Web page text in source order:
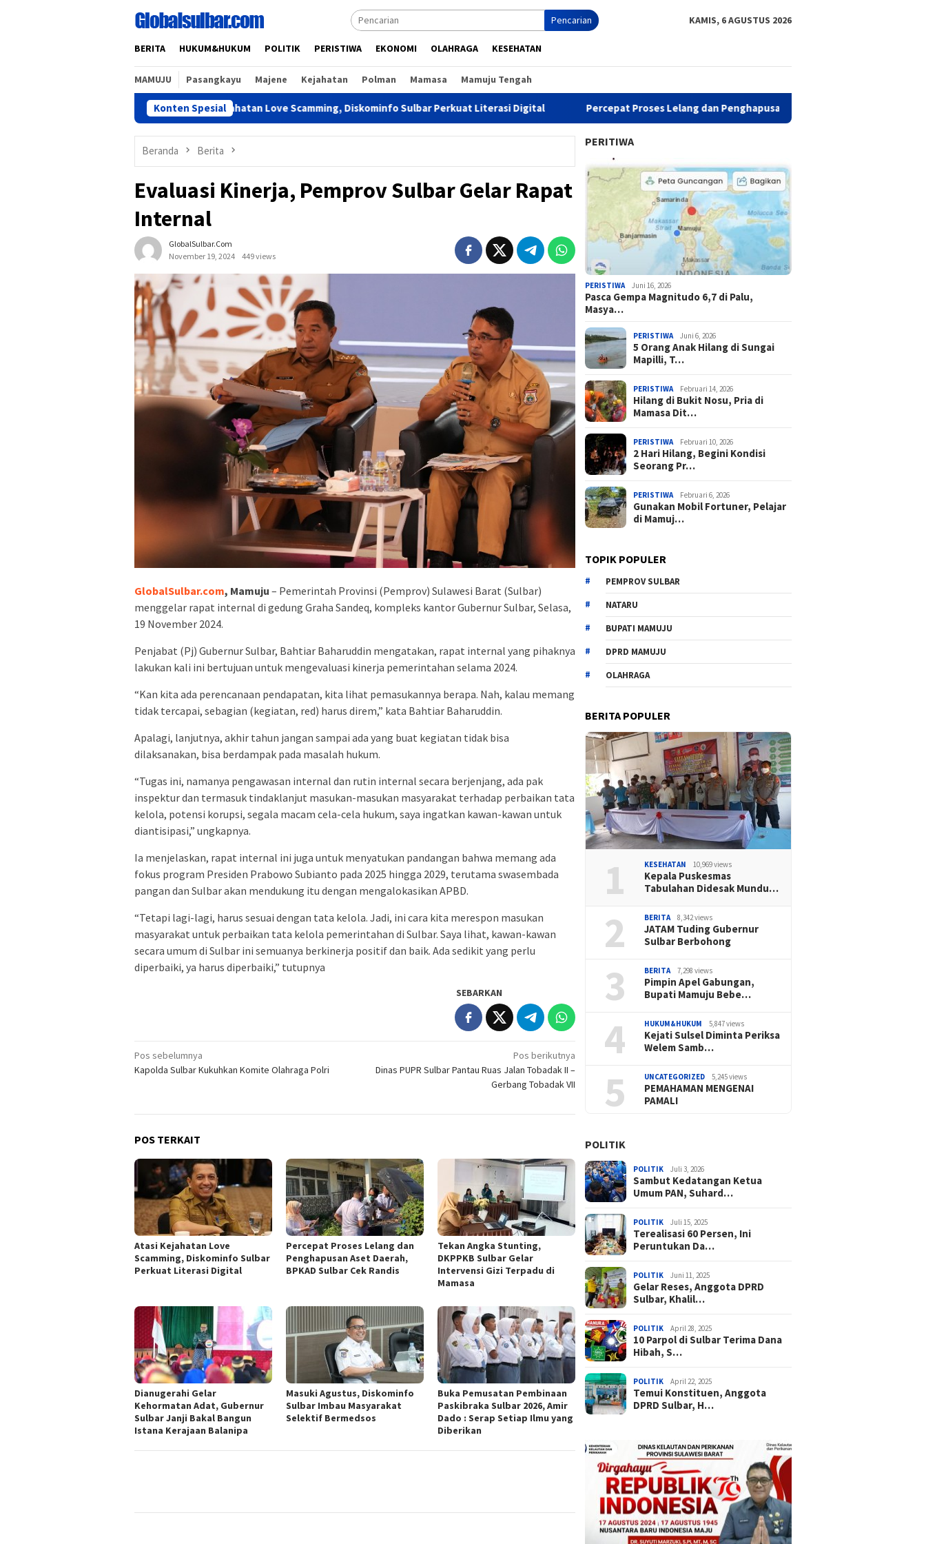
Pencarian KAMIS, 6 AGUSTUS 2026
BERITA HUKUM&HUKUM POLITIK PERISTIWA EKONOMI OLAHRAGA KESEHATAN
MAMUJU Pasangkayu Majene Kejahatan Polman Mamasa Mamuju Tengah
Konten Spesial
Atasi Kejahatan Love Scamming, Diskominfo Sulbar Perkuat Literasi Digital Percepat Proses Lelang dan Penghapusan Aset Daerah, BPKAD Sulbar Cek Randis
Beranda Berita
Evaluasi Kinerja, Pemprov Sulbar Gelar Rapat
Internal
GlobalSulbar.com
November 19, 2024
449 views
GlobalSulbar.com, Mamuju – Pemerintah Provinsi (Pemprov) Sulawesi Barat (Sulbar)
menggelar rapat internal di gedung Graha Sandeq, kompleks kantor Gubernur Sulbar, Selasa,
19 November 2024.
Penjabat (Pj) Gubernur Sulbar, Bahtiar Baharuddin mengatakan, rapat internal yang pihaknya
lakukan kali ini bertujuan untuk mengevaluasi kinerja pemerintahan selama 2024.
“Kan kita ada perencanaan pendapatan, kita lihat pemasukannya berapa. Nah, kalau memang
tidak tercapai, sebagian (kegiatan, red) harus direm,” kata Bahtiar Baharuddin.
Apalagi, lanjutnya, akhir tahun jangan sampai ada yang buat kegiatan tidak bisa
dilaksanakan, bisa berdampak pada masalah hukum.
“Tugas ini, namanya pengawasan internal dan rutin internal secara berjenjang, ada pak
inspektur dan termasuk tindaklanjut masukan-masukan masyarakat terhadap perbaikan tata
kelola, potensi korupsi, segala macam cela-cela hukum, saya ingatkan kawan-kawan untuk
diantisipasi,” ungkapnya.
Ia menjelaskan, rapat internal ini juga untuk menyatukan pandangan bahwa memang ada
fokus program Presiden Prabowo Subianto pada 2025 hingga 2029, terutama swasembada
pangan dan Sulbar akan mendukung itu dengan mengalokasikan APBD.
“Tetapi lagi-lagi, harus sesuai dengan tata kelola. Jadi, ini cara kita merespon masukan
masyarakat untuk perbaikan tata kelola pemerintahan di Sulbar. Saya lihat, kawan-kawan
secara umum di Sulbar ini semuanya berkinerja positif dan baik. Ada sedikit yang perlu
diperbaiki, ya harus diperbaiki,” tutupnya
SEBARKAN
Navigasi
pos
Pos sebelumnya
Kapolda Sulbar Kukuhkan Komite Olahraga Polri
Pos berikutnya
Dinas PUPR Sulbar Pantau Ruas Jalan Tobadak II –
Gerbang Tobadak VII
POS TERKAIT
Atasi Kejahatan Love
Scamming, Diskominfo Sulbar
Perkuat Literasi Digital
Percepat Proses Lelang dan
Penghapusan Aset Daerah,
BPKAD Sulbar Cek Randis
Tekan Angka Stunting,
DKPPKB Sulbar Gelar
Intervensi Gizi Terpadu di
Mamasa
Dianugerahi Gelar
Kehormatan Adat, Gubernur
Sulbar Janji Bakal Bangun
Istana Kerajaan Balanipa
Masuki Agustus, Diskominfo
Sulbar Imbau Masyarakat
Selektif Bermedsos
Buka Pemusatan Pembinaan
Paskibraka Sulbar 2026, Amir
Dado : Serap Setiap Ilmu yang
Diberikan
PERITIWA
PERISTIWA Juni 16, 2026
Pasca Gempa Magnitudo 6,7 di Palu,
Masya…
PERISTIWA Juni 6, 2026
5 Orang Anak Hilang di Sungai
Mapilli, T…
PERISTIWA Februari 14, 2026
Hilang di Bukit Nosu, Pria di
Mamasa Dit…
PERISTIWA Februari 10, 2026
2 Hari Hilang, Begini Kondisi
Seorang Pr…
PERISTIWA Februari 6, 2026
Gunakan Mobil Fortuner, Pelajar
di Mamuj…
TOPIK POPULER
PEMPROV SULBAR
NATARU
BUPATI MAMUJU
DPRD MAMUJU
OLAHRAGA
BERITA POPULER
1 KESEHATAN 10,969 views
Kepala Puskesmas
Tabulahan Didesak Mundu…
2 BERITA 8,342 views
JATAM Tuding Gubernur
Sulbar Berbohong
3 BERITA 7,298 views
Pimpin Apel Gabungan,
Bupati Mamuju Bebe…
4 HUKUM&HUKUM 5,847 views
Kejati Sulsel Diminta Periksa
Welem Samb…
5 UNCATEGORIZED 5,245 views
PEMAHAMAN MENGENAI
PAMALI
POLITIK
POLITIK Juli 3, 2026
Sambut Kedatangan Ketua
Umum PAN, Suhard…
POLITIK Juli 15, 2025
Terealisasi 60 Persen, Ini
Peruntukan Da…
POLITIK Juni 11, 2025
Gelar Reses, Anggota DPRD
Sulbar, Khalil…
POLITIK April 28, 2025
10 Parpol di Sulbar Terima Dana
Hibah, S…
POLITIK April 22, 2025
Temui Konstituen, Anggota
DPRD Sulbar, H…